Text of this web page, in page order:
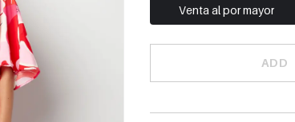
Venta al por mayor
ADD